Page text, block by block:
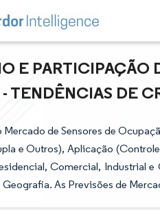
E PARTICIPAÇÃO
TENDÊNCIAS DE
de Sensores de
e Outros), Aplicação
Comercial, Industrial
Geografia. As Previsões de